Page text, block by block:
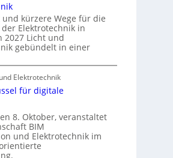
t
n
d
r
I
m
o
b
i
m
m
u
n
i
k
a
i
o
n
m
kürzere Wege für die
Elektrotechnik in
2027 Licht und
gebündelt in einer
Elektrotechnik
für digitale
8. Oktober, veranstaltet
BIM
und Elektrotechnik im